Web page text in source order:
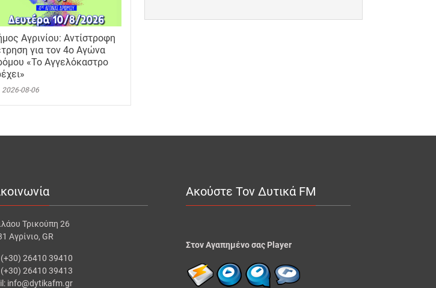
Αγρινίου: Αντίστροφη
για τον 4ο Αγώνα
«Το Αγγελόκαστρο
2026-08-06
Τρικούπη 26
Αγρίνιο, GR
26410 39410
(+30) 26410 39413
info@dytikafm.gr
Ακούστε Τον Δυτικά FM
Στον Αγαπημένο σας Player